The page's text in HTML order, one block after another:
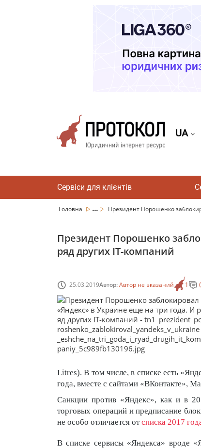
UA
Сервіси для клієнтів
Головна ... Президент Порошенко
Президент Порошенко
ряд других IT-компаний
25.03.2019Автор:Автор не вказаний 1
Litres). В том числе, в списке есть
года, вместе с сайтами «ВКонтакте»,
Санкции против «Яндекс», как и в
торговых операций и предписание
не особо отличается отсписка 2017
В списке сервисы «Яндекса» вроде